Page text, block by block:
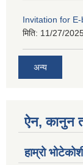
Invitation for E-
मिति: 11/27/
अन्य
ऐन, कानुन
हाम्रो